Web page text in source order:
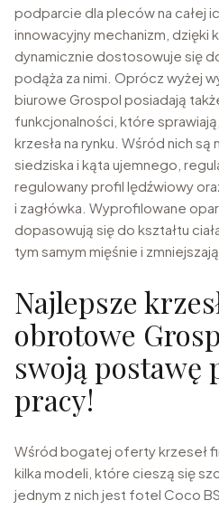
podparcie dla pleców na całej
innowacyjny mechanizm, dzięki
dynamicznie dostosowuje się
podąża za nimi. Oprócz wyżej
biurowe Grospol posiadają
funkcjonalności, które
krzesła na rynku. Wśród nich
siedziska i kąta ujemnego,
regulowany profil lędźwiowy
i zagłówka. Wyprofilowane
dopasowują się do kształtu
tym samym mięśnie i
Najlepsze
obrotowe
swoją postawę
pracy!
Wśród bogatej oferty krzeseł
kilka modeli, które cieszą się
jednym z nich jest fotel Coco